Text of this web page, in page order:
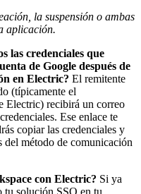
la suspensión o ambas
aplicación.
las credenciales que
de Google después de
en Electric? El remitente
(típicamente el
Electric) recibirá un correo
Ese enlace te
copiar las credenciales y
del método de comunicación
con Electric? Si ya